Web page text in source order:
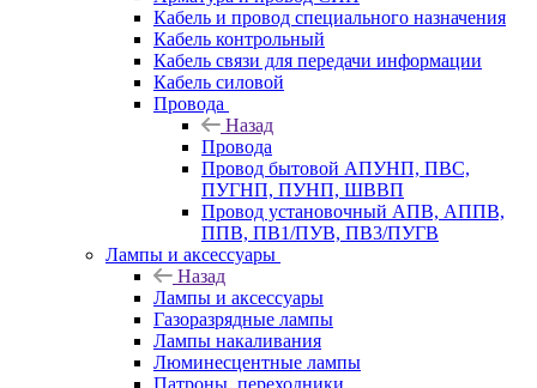
Кабель и провод специального назначения
Кабель контрольный
Кабель связи для передачи информации
Кабель силовой
Провода
Назад
Провода
Провод бытовой АПУНП, ПВС,
ПУГНП, ПУНП, ШВВП
Провод установочный АПВ, АППВ,
ППВ, ПВ1/ПУВ, ПВ3/ПУГВ
Лампы и аксессуары
Назад
Лампы и аксессуары
Газоразрядные лампы
Лампы накаливания
Люминесцентные лампы
Патроны, переходники